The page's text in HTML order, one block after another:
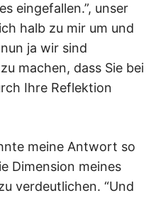
eingefallen.”, unser
halb zu mir um und
ja wir sind
machen, dass Sie bei
Ihre Reflektion
meine Antwort so
Dimension meines
verdeutlichen. “Und